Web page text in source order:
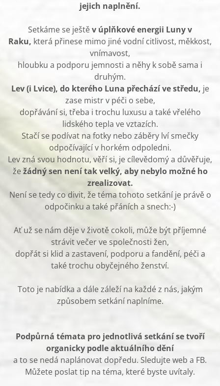
jejich naplnění.
Setkáme se ještěv úplňkové energii Luny v
Raku, která přinese mimo jiné vodní citlivost, měkkost,
vnímavost,
hloubku a podporu jemnosti a něhy k sobě sama i
druhým.
Lev (i Lvice), do kterého Luna přechází ve středu, je
zase mistr v péči o sebe,
dopřávání si, třeba i trochu luxusu a také vřelého
lidského tepla ve vztazích.
Stačí se podívat na fotky nebo záběry lví smečky
odpočívající v horkém odpoledni.
Lev zná svou hodnotu, věří si, je cílevědomý a důvěřuje,
žežádný sen není tak velký, aby nebylo možné ho
zrealizovat.
Není se tedy co divit, že téma tohoto setkání je právě o
odpočinku a také přáních a snech:-)
Ať už se nám děje v životě cokoli, může být příjemné
strávit večer ve společnosti žen,
dopřát si klid a zastavení, podporu a fandění, péči a
také trochu obyčejného ženství.
Toto je nabídka a dále záleží na každé z nás, jakým
způsobem setkání naplníme.
Podpůrná témata pro jednotlivá setkání se tvoří
organicky podle aktuálního dění
a to se nedá naplánovat dopředu. Sledujte web a FB.
Můžete poslat tip na téma, které byste uvítaly.